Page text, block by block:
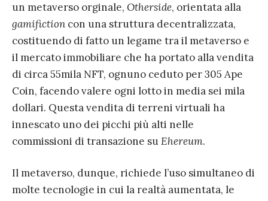
un metaverso orginale, Otherside, orientata alla
gamifiction con una struttura decentralizzata,
costituendo di fatto un legame tra il metaverso e
il mercato immobiliare che ha portato alla vendita
di circa 55mila NFT, ognuno ceduto per 305 Ape
Coin, facendo valere ogni lotto in media sei mila
dollari. Questa vendita di terreni virtuali ha
innescato uno dei picchi più alti nelle
commissioni di transazione suEhereum.
Il metaverso, dunque, richiede l’uso simultaneo di
molte tecnologie in cui la realtà aumentata, le